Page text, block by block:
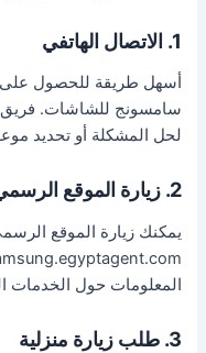
1. الاتصال الهاتفي
أسهل طريقة للحصول على
سامسونج للشاشات. فريق
لحل المشكلة أو تحديد
2. زيارة الموقع الرسمي
يمكنك زيارة الموقع
المعلومات حول الخدمات
3. طلب زيارة منزلية